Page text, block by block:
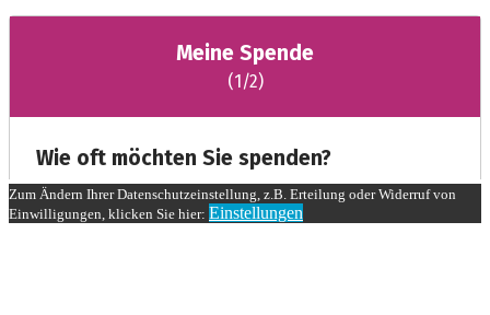
Zum Ändern Ihrer Datenschutzeinstellung, z.B. Erteilung oder Widerruf von
Einwilligungen, klicken Sie hier: Einstellungen